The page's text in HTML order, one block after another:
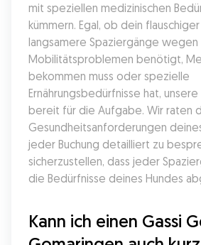
mit speziellen medizinischen
kümmern. Egal, ob dein
langsamere Spaziergänge wegen
Mobilitätsproblemen benötigt,
bekommen muss oder spezielle
Ernährungsbedürfnisse hat,
bereit für die Aufgabe. Wir raten
Gesundheitsanforderungen
jeder Buchung detailliert zu
sicherzustellen, dass jeder
die Bedürfnisse deines Hundes
Kann ich einen Gassi